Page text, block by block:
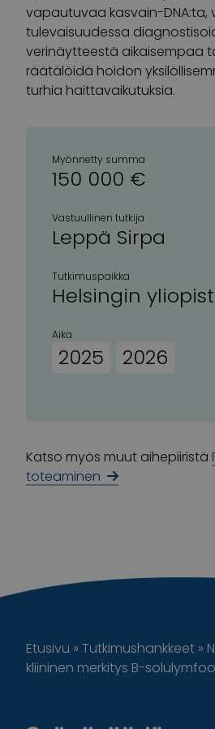
vapautuvaa kasvain-DNA:ta,
tulevaisuudessa
verinäytteestä aikaisempaa
räätälöidä hoidon
turhia haittavaikutuksia.
Myönnetty summa
150 000 €
Vastuullinen tutkija
Leppä Sirpa
Tutkimuspaikka
Helsingin
Aika
2025 2026
Katso myös muut aihepiiristä
toteaminen
Etusivu » Tutkimushankkeet »
kliininen merkitys B-